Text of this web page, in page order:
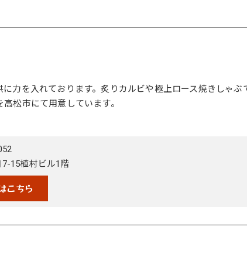
力を入れております。炙りカルビや極上ロース焼きしゃぶ
松市にて用意しています。
15植村ビル1階
こちら